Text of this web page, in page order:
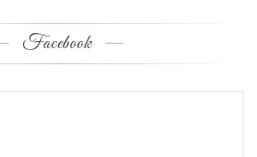
Facebook